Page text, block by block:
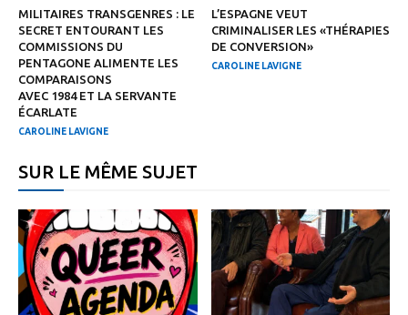
MILITAIRES TRANSGENRES : LE
SECRET ENTOURANT LES
COMMISSIONS DU
PENTAGONE ALIMENTE LES
COMPARAISONS
AVEC 1984 ET LA SERVANTE
ÉCARLATE
CAROLINE LAVIGNE
L’ESPAGNE VEUT
CRIMINALISER LES «THÉRAPIES
DE CONVERSION»
CAROLINE LAVIGNE
SUR LE MÊME SUJET